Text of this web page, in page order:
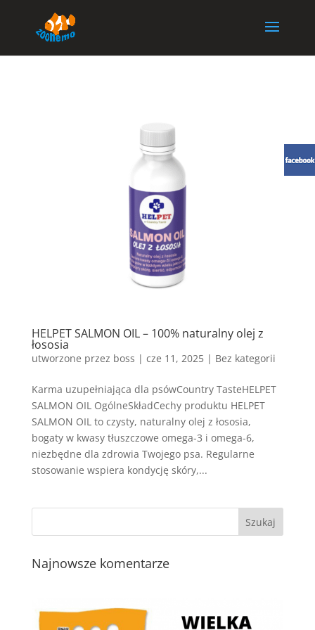
HELPET SALMON OIL – 100% naturalny olej z
łososia
utworzone przez boss | cze 11, 2025| Bez kategorii
Karma uzupełniająca dla psówCountry TasteHELPET
SALMON OIL OgólneSkładCechy produktu HELPET
SALMON OIL to czysty, naturalny olej z łososia,
bogaty w kwasy tłuszczowe omega-3 i omega-6,
niezbędne dla zdrowia Twojego psa. Regularne
stosowanie wspiera kondycję skóry,...
Najnowsze komentarze